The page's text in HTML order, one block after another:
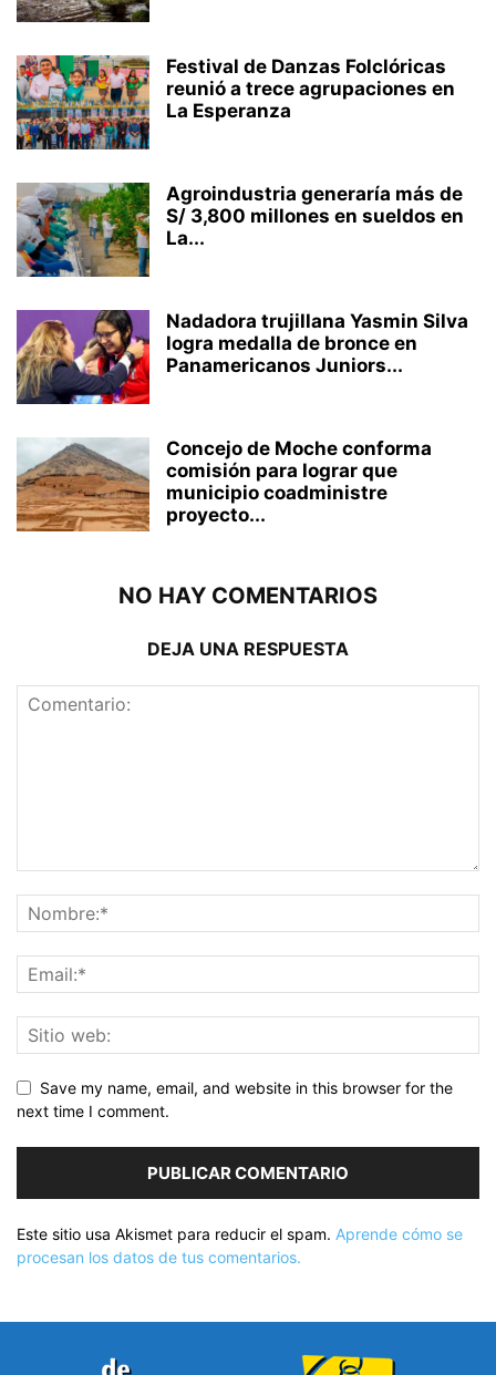
Festival de Danzas Folclóricas
reunió a trece agrupaciones en
La Esperanza
Agroindustria generaría más de
S/ 3,800 millones en sueldos en
La...
Nadadora trujillana Yasmin Silva
logra medalla de bronce en
Panamericanos Juniors...
Concejo de Moche conforma
comisión para lograr que
municipio coadministre
proyecto...
NO HAY COMENTARIOS
DEJA UNA RESPUESTA
Save my name, email, and website in this browser for the
next time I comment.
Este sitio usa Akismet para reducir el spam. Aprende cómo se
procesan los datos de tus comentarios.